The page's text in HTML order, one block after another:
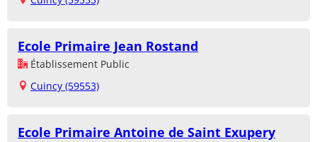
Ecole Primaire Jean Rostand
Établissement Public
Cuincy (59553)
Ecole Primaire Antoine de Saint Exupery